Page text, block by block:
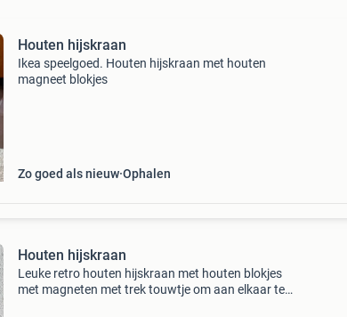
Houten hijskraan
Ikea speelgoed. Houten hijskraan met houten
magneet blokjes
Zo goed als nieuw Ophalen
Houten hijskraan
Leuke retro houten hijskraan met houten blokjes
met magneten met trek touwtje om aan elkaar te